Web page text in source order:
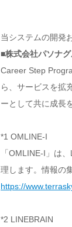
当システムの開発
■株式会社パソナ
Career Step
ら、サービスを拡
ーとして共に成長
*1 OMLINE-I
「OMLINE-I」は
理します。情報の
https://
*2 LINEBRAIN